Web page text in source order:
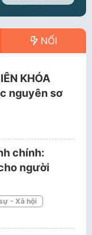
NỔI
KHÓA
nguyên sơ
chính:
người
- Xã hội